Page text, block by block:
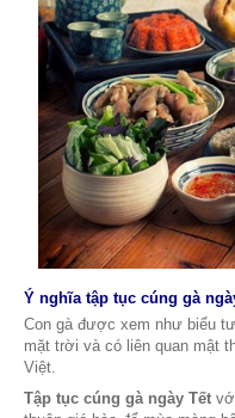
vang lừng khiến mặt
hãi. Dần dần, mặt trời
của chú gà trống. Mặt
Theo phong thủy,
lúc mặt trời ẩn mình
nhà nhà đều cúng
trời để chiếu ánh
Gà cúng trong đêm
mới le te gáy với
hôm nay.